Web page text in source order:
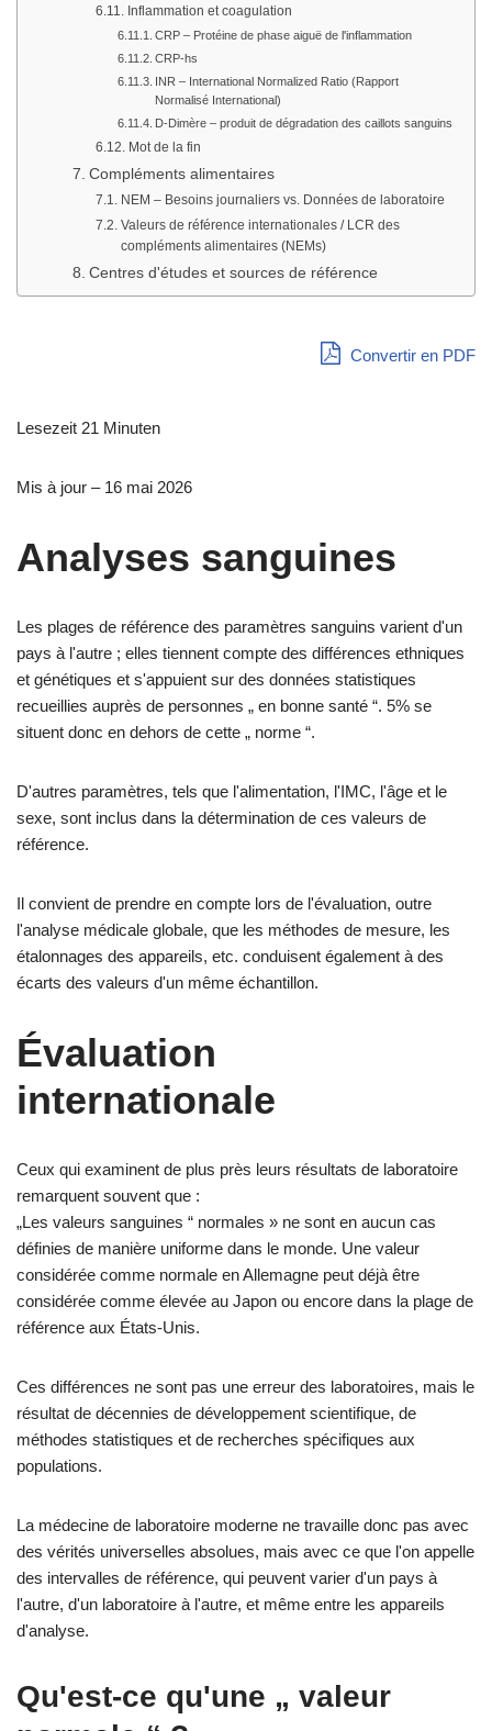
Inflammation et coagulation
CRP – Protéine de phase aiguë de l'inflammation
CRP-hs
INR – International Normalized Ratio (Rapport
Normalisé International)
D-Dimère – produit de dégradation des caillots sanguins
Mot de la fin
Compléments alimentaires
NEM – Besoins journaliers vs. Données de laboratoire
Valeurs de référence internationales / LCR des
compléments alimentaires (NEMs)
Centres d'études et sources de référence
Convertir en PDF
Lesezeit 21 Minuten
Mis à jour – 16 mai 2026
Analyses sanguines
Les plages de référence des paramètres sanguins varient d'un
pays à l'autre ; elles tiennent compte des différences ethniques
et génétiques et s'appuient sur des données statistiques
recueillies auprès de personnes „ en bonne santé “. 5% se
situent donc en dehors de cette „ norme “.
D'autres paramètres, tels que l'alimentation, l'IMC, l'âge et le
sexe, sont inclus dans la détermination de ces valeurs de
référence.
Il convient de prendre en compte lors de l'évaluation, outre
l'analyse médicale globale, que les méthodes de mesure, les
étalonnages des appareils, etc. conduisent également à des
écarts des valeurs d'un même échantillon.
Évaluation
internationale
Ceux qui examinent de plus près leurs résultats de laboratoire
remarquent souvent que :
„Les valeurs sanguines “ normales » ne sont en aucun cas
définies de manière uniforme dans le monde. Une valeur
considérée comme normale en Allemagne peut déjà être
considérée comme élevée au Japon ou encore dans la plage de
référence aux États-Unis.
Ces différences ne sont pas une erreur des laboratoires, mais le
résultat de décennies de développement scientifique, de
méthodes statistiques et de recherches spécifiques aux
populations.
La médecine de laboratoire moderne ne travaille donc pas avec
des vérités universelles absolues, mais avec ce que l'on appelle
des intervalles de référence, qui peuvent varier d'un pays à
l'autre, d'un laboratoire à l'autre, et même entre les appareils
d'analyse.
Qu'est-ce qu'une „ valeur